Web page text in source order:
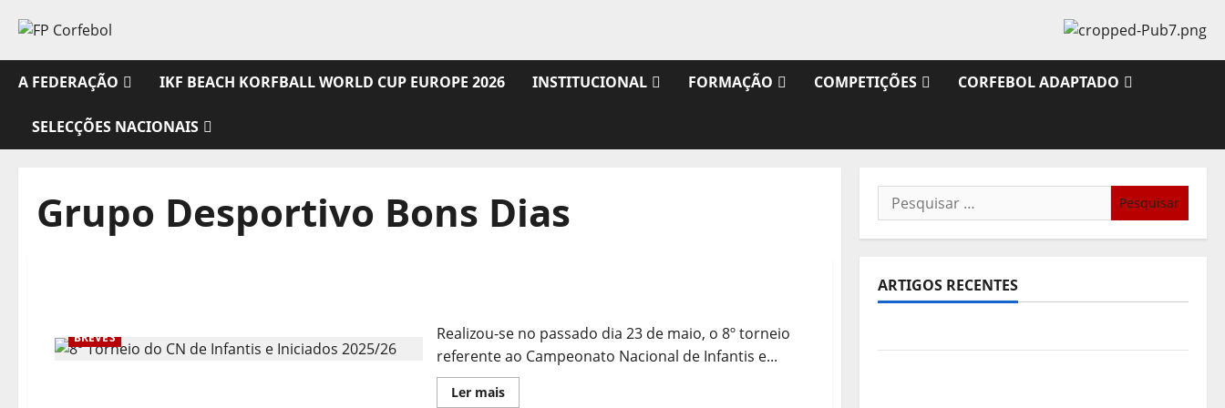
para
o
conteúdo
A FEDERAÇÃO IKF BEACH KORFBALL WORLD CUP EUROPE 2026 INSTITUCIONAL FORMAÇÃO COMPETIÇÕES CORFEBOL ADAPTADO
SELECÇÕES NACIONAIS
Grupo Desportivo Bons Dias
BREVES
Realizou-se no passado dia 23 de maio, o 8º torneio
referente ao Campeonato Nacional de Infantis e...
Ler maisLeia
mais
Pesquisar
por:
ARTIGOS RECENTES